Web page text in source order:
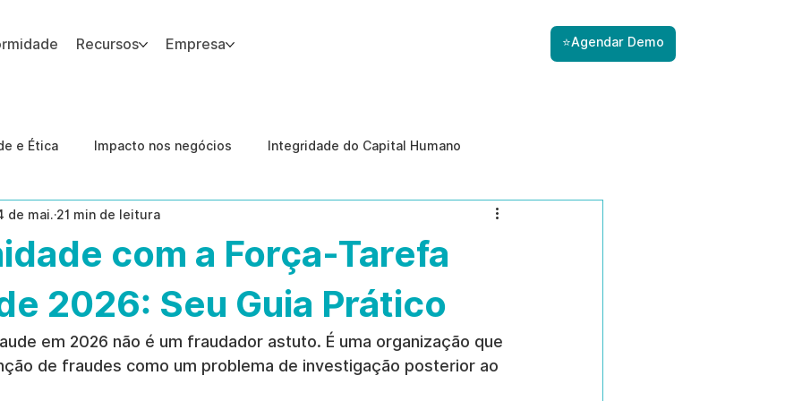
Recursos Empresa ⭐Agendar Demo
e Ética Impacto nos negócios Integridade do Capital Humano
Estudos de caso Gestão de Riscos com IA
Internas Ética da IA revenção de ameaças internas
com a Força-Tarefa
2026: Seu Guia Prático
de mai. 21 min de leitura
em 2026 não é um fraudador astuto. É uma organização que
de fraudes como um problema de investigação posterior ao